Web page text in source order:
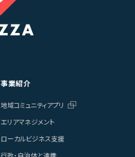
事業紹介
地域コミュニティアプリ
エリアマネジメント
ローカルビジネス支援